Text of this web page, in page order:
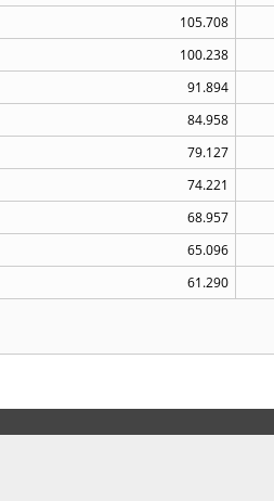
105.708
100.238
91.894
84.958
79.127
74.221
68.957
65.096
61.290